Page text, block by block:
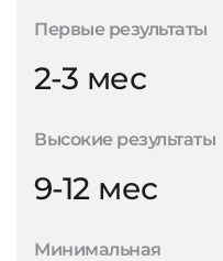
Первые результаты
2-3 мес
Высокие результаты
9-12 мес
Минимальная